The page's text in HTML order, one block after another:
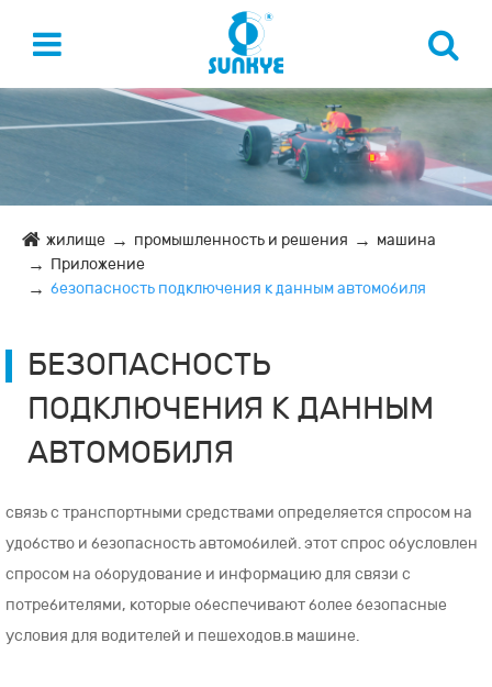
жилище промышленность и решения
машина
Приложение
безопасность подключения к данным автомобиля
БЕЗОПАСНОСТЬ
ПОДКЛЮЧЕНИЯ К ДАННЫМ
АВТОМОБИЛЯ
связь с транспортными средствами определяется спросом на
удобство и безопасность автомобилей. этот спрос обусловлен
спросом на оборудование и информацию для связи с
потребителями, которые обеспечивают более безопасные
условия для водителей и пешеходов.в машине.